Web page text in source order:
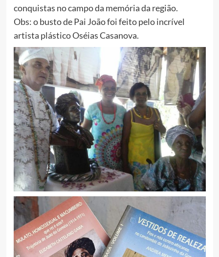
conquistas no campo da memória da região.
Obs: o busto de Pai João foi feito pelo incrível
artista plástico Oséias Casanova.